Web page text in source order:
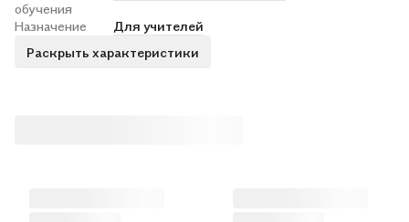
обучения
Назначение
Для учителей
Раскрыть характеристики